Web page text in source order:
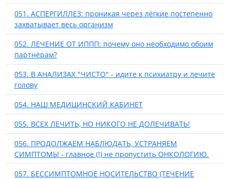
051. АСПЕРГИЛЛЕЗ: проникая через лёгкие постепенно
захватывает весь организм
052. ЛЕЧЕНИЕ ОТ ИППП: почему оно необходимо обоим
партнёрам?
053. В АНАЛИЗАХ "ЧИСТО" - идите к психиатру и лечите
голову
054. НАШ МЕДИЦИНСКИЙ КАБИНЕТ
055. ВСЕХ ЛЕЧИТЬ, НО НИКОГО НЕ ДОЛЕЧИВАТЬ!
056. ПРОДОЛЖАЕМ НАБЛЮДАТЬ, УСТРАНЯЕМ
СИМПТОМЫ - главное (!) не пропустить ОНКОЛОГИЮ.
057. БЕССИМПТОМНОЕ НОСИТЕЛЬСТВО (ТЕЧЕНИЕ